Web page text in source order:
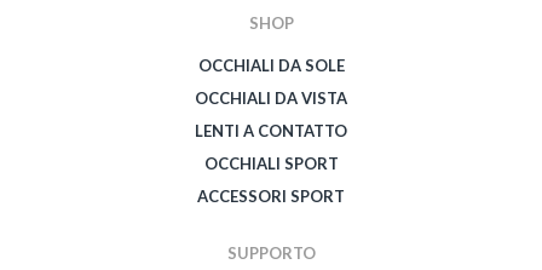
SHOP
OCCHIALI DA SOLE
OCCHIALI DA VISTA
LENTI A CONTATTO
OCCHIALI SPORT
ACCESSORI SPORT
SUPPORTO